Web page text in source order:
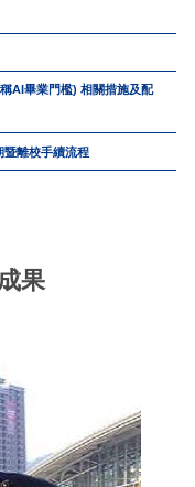
AI畢業門檻) 相關措施及配
暨離校手續流程
果